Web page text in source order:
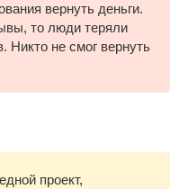
вернуть деньги.
то люди теряли
Никто не смог вернуть
проект,